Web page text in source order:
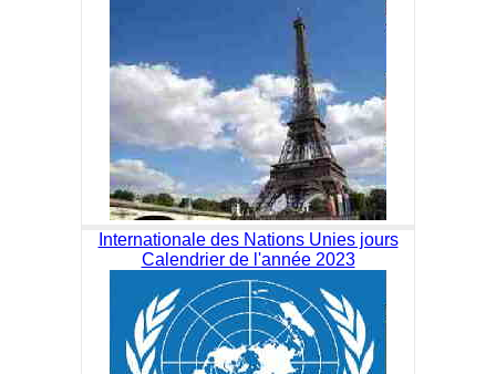
Internationale des Nations Unies jours
Calendrier de l'année 2023